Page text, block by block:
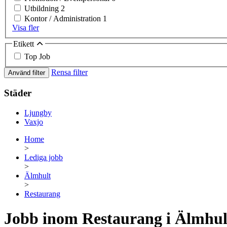
Utbildning 2
Kontor / Administration 1
Visa fler
Etikett
Top Job
Använd filter Rensa filter
Städer
Ljungby
Vaxjo
Home
>
Lediga jobb
>
Älmhult
>
Restaurang
Jobb inom Restaurang i